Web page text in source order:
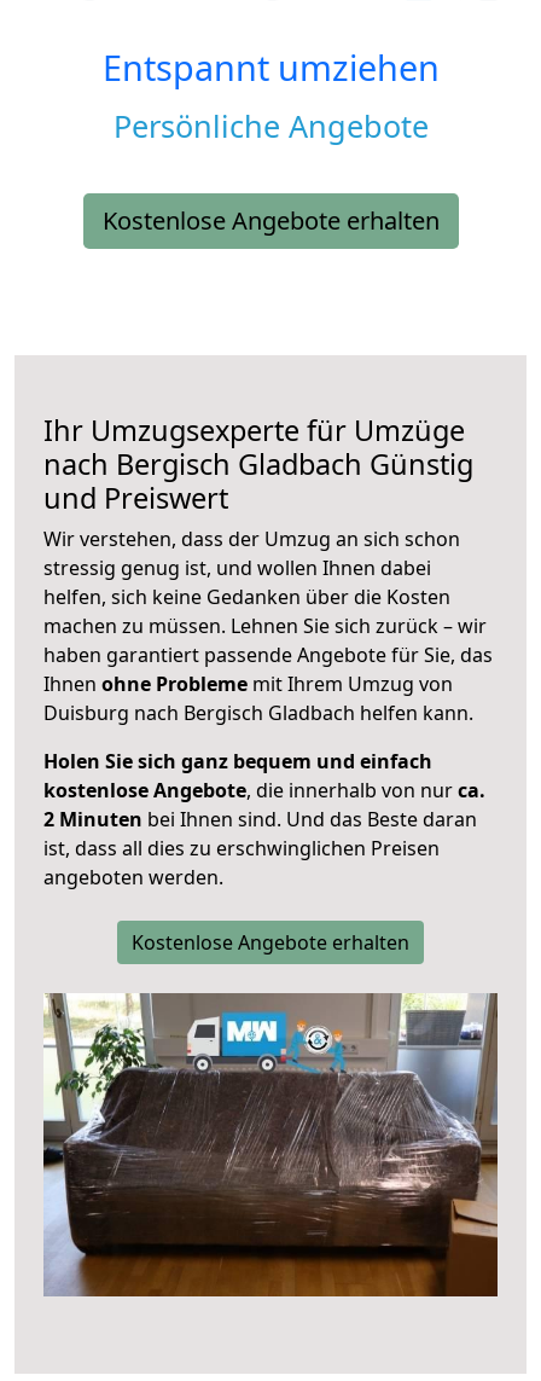
Entspannt umziehen
Persönliche Angebote
Kostenlose Angebote erhalten
Ihr Umzugsexperte für Umzüge
nach Bergisch Gladbach Günstig
und Preiswert
Wir verstehen, dass der Umzug an sich schon
stressig genug ist, und wollen Ihnen dabei
helfen, sich keine Gedanken über die Kosten
machen zu müssen. Lehnen Sie sich zurück – wir
haben garantiert passende Angebote für Sie, das
Ihnen ohne Probleme mit Ihrem Umzug von
Duisburg nach Bergisch Gladbach helfen kann.
Holen Sie sich ganz bequem und einfach
kostenlose Angebote, die innerhalb von nurca.
2 Minuten bei Ihnen sind. Und das Beste daran
ist, dass all dies zu erschwinglichen Preisen
angeboten werden.
Kostenlose Angebote erhalten